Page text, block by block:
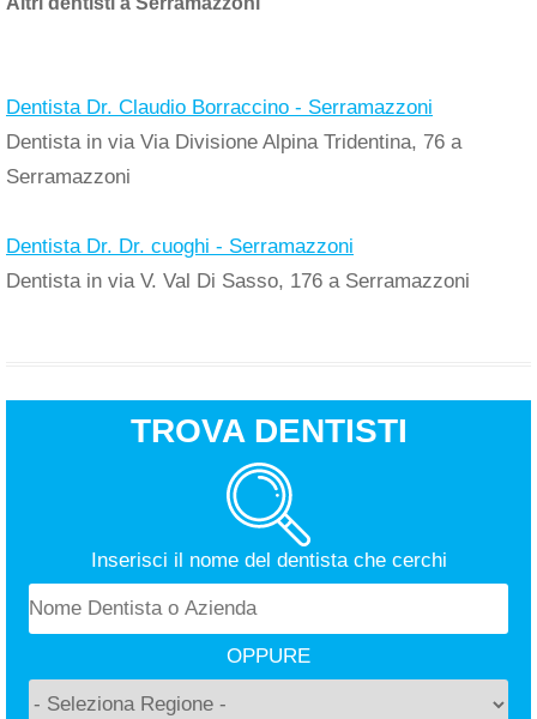
Dentista Dr. Claudio Borraccino - Serramazzoni
Dentista in via Via Divisione Alpina Tridentina, 76 a
Serramazzoni
Dentista Dr. Dr. cuoghi - Serramazzoni
Dentista in via V. Val Di Sasso, 176 a Serramazzoni
TROVA DENTISTI
Inserisci il nome del dentista che cerchi
OPPURE